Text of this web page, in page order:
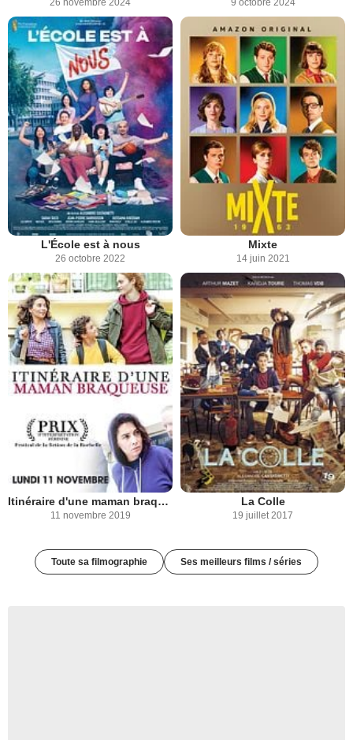
L'École est à nous
26 octobre 2022
Mixte
14 juin 2021
Itinéraire d'une maman braqueuse
11 novembre 2019
La Colle
19 juillet 2017
Toute sa filmographie Ses meilleurs films / séries